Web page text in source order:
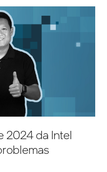
2024 da Intel